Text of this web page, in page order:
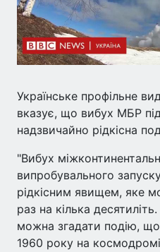
Українське профільне
вказує, що вибух МБР
надзвичайно рідкісна
"Вибух
випробувального
рідкісним явищем, яке
раз на кілька
можна згадати подію,
1960 року на